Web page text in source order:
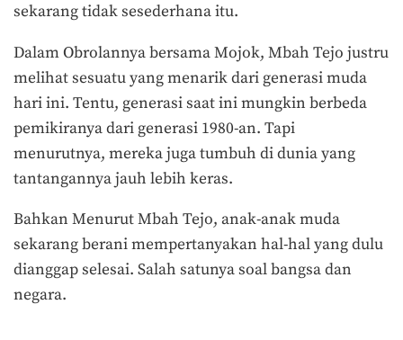
sekarang tidak sesederhana itu.
Dalam Obrolannya bersama Mojok, Mbah Tejo justru
melihat sesuatu yang menarik dari generasi muda
hari ini. Tentu, generasi saat ini mungkin berbeda
pemikiranya dari generasi 1980-an. Tapi
menurutnya, mereka juga tumbuh di dunia yang
tantangannya jauh lebih keras.
Bahkan Menurut Mbah Tejo, anak-anak muda
sekarang berani mempertanyakan hal-hal yang dulu
dianggap selesai. Salah satunya soal bangsa dan
negara.